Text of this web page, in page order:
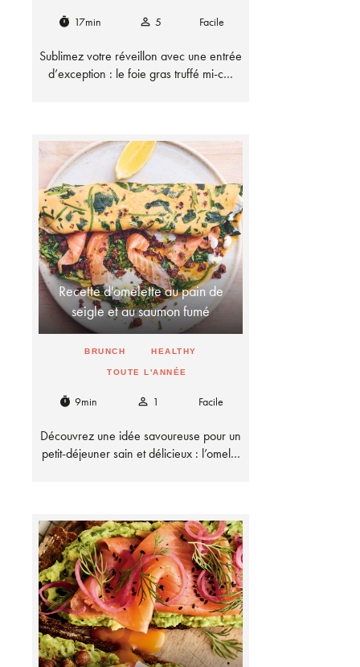
timer 17min person_outline 5 Facile
Sublimez votre réveillon avec une entrée
d’exception : le foie gras truffé mi-c…
Recette d'omelette au pain de
seigle et au saumon fumé
BRUNCH HEALTHY
TOUTE L'ANNÉE
timer 9min person_outline 1 Facile
Découvrez une idée savoureuse pour un
petit-déjeuner sain et délicieux : l’omel…